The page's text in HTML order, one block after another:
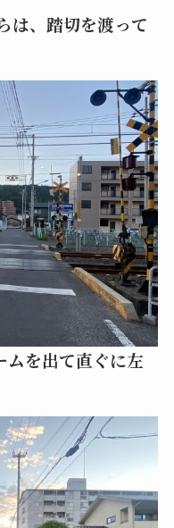
は、踏切を渡って
ムを出て直ぐに左